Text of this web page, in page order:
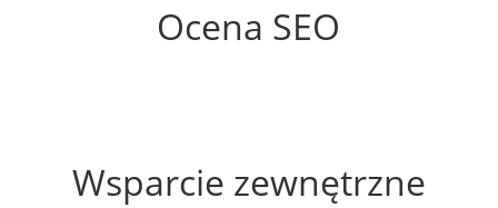
Ocena SEO
Wsparcie zewnętrzne